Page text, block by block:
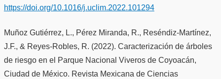
https://doi.org/10.1016/j.uclim.2022.101294
Muñoz Gutiérrez, L., Pérez Miranda, R., Reséndiz-Martínez,
J.F., & Reyes-Robles, R. (2022). Caracterización de árboles
de riesgo en el Parque Nacional Viveros de Coyoacán,
Ciudad de México. Revista Mexicana de Ciencias